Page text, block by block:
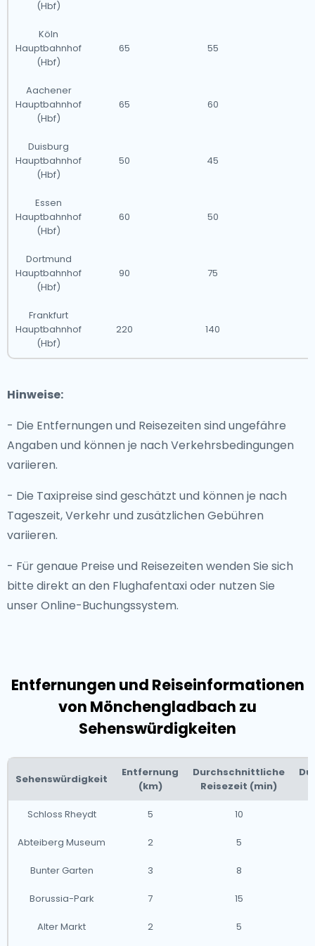
(Hbf)
Köln
Hauptbahnhof
(Hbf)
65 55
Aachener
Hauptbahnhof
(Hbf)
65 60
Duisburg
Hauptbahnhof
(Hbf)
50 45
Essen
Hauptbahnhof
(Hbf)
60 50
Dortmund
Hauptbahnhof
(Hbf)
90 75
Frankfurt
Hauptbahnhof
(Hbf)
220 140
Hinweise:
- Die Entfernungen und Reisezeiten sind ungefähre
Angaben und können je nach Verkehrsbedingungen
variieren.
- Die Taxipreise sind geschätzt und können je nach
Tageszeit, Verkehr und zusätzlichen Gebühren
variieren.
- Für genaue Preise und Reisezeiten wenden Sie sich
bitte direkt an den Flughafentaxi oder nutzen Sie
unser Online-Buchungssystem.
Entfernungen und Reiseinformationen
von Mönchengladbach zu
Sehenswürdigkeiten
Sehenswürdigkeit
Entfernung
(km)
Durchschnittliche
Reisezeit (min)
Schloss Rheydt 5 10
Abteiberg Museum 2 5
Bunter Garten 3 8
Borussia-Park 7 15
Alter Markt 2 5